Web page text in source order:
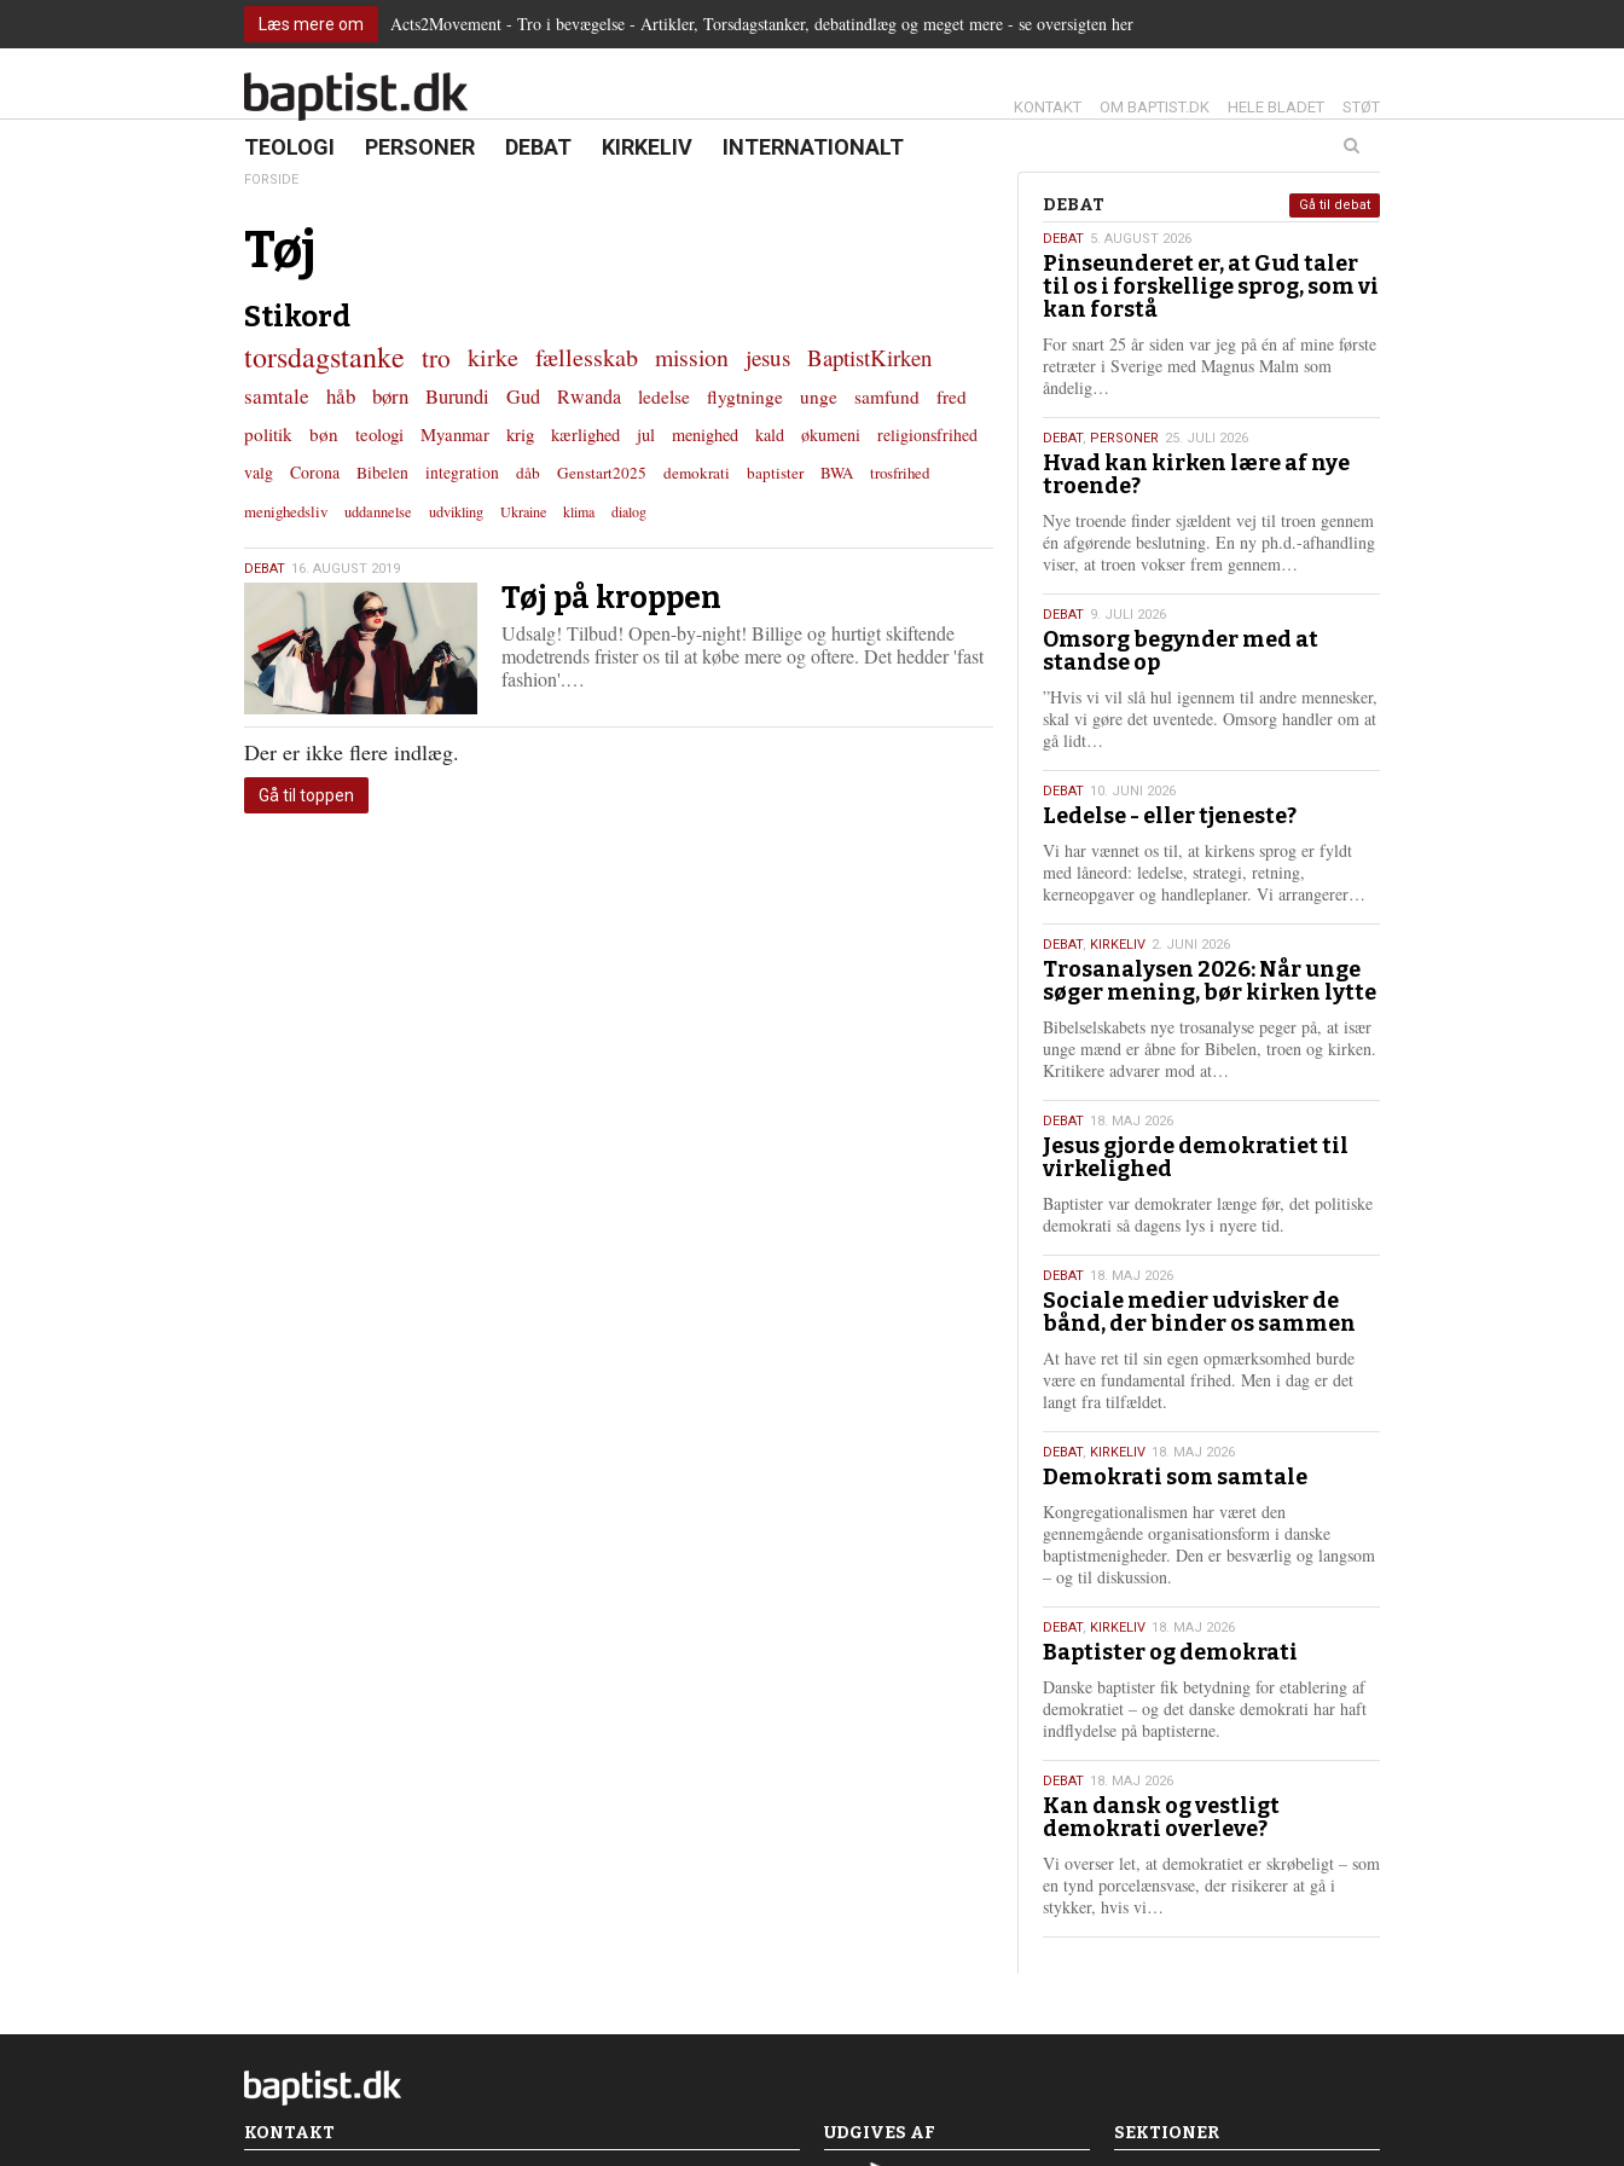
gå
for
6.0:
Internationalt
Læs mere om Acts2Movement - Tro i bevægelse - Artikler, Torsdagstanker, debatindlæg og meget mere - se oversigten her
13.0:
KONTAKT 14.0:
OM BAPTIST.DK 15.0:
HELE BLADET 16.0:
STØT
18.0:
TEOLOGI 19.0:
PERSONER 20.0:
DEBAT 21.0:
KIRKELIV 22.0:
INTERNATIONALT
FORSIDE
Tøj
Stikord
torsdagstanke tro kirke fællesskab mission jesus BaptistKirken
samtale håb børn Burundi Gud Rwanda ledelse flygtninge unge samfund
fred
politik
bøn teologi Myanmar krig kærlighed jul menighed kald økumeni
religionsfrihed
valg
Corona Bibelen integration dåb Genstart2025 demokrati baptister BWA
trosfrihed
menighedsliv
uddannelse udvikling Ukraine klima dialog
16.
august
DEBAT 16. AUGUST 2019
Tøj på kroppen
Udsalg! Tilbud! Open-by-night! Billige og hurtigt skiftende
modetrends frister os til at købe mere og oftere. Det hedder 'fast
fashion'.…
s
Der er ikke flere indlæg.
Gå til toppen
Debat
DEBAT
5.
august
2026
DEBAT 5. AUGUST 2026
Pinseunderet er, at Gud taler
til os i forskellige sprog, som vi
kan forstå
For snart 25 år siden var jeg på én af mine første
retræter i Sverige med Magnus Malm som
åndelig…
s
m
e
r
e
25.
juli
2026
DEBAT, PERSONER 25. JULI 2026
Hvad kan kirken lære af nye
troende?
Nye troende finder sjældent vej til troen gennem
én afgørende beslutning. En ny ph.d.-afhandling
viser, at troen vokser frem gennem…
e
e
9.
juli
2026
DEBAT 9. JULI 2026
Omsorg begynder med at
standse op
”Hvis vi vil slå hul igennem til andre mennesker,
skal vi gøre det uventede. Omsorg handler om at
gå lidt…
s
e
r
e
10.
juni
2026
DEBAT 10. JUNI 2026
Ledelse - eller tjeneste?
Vi har vænnet os til, at kirkens sprog er fyldt
med låneord: ledelse, strategi, retning,
kerneopgaver og handleplaner. Vi arrangerer…
r
e
2.
juni
2026
DEBAT, KIRKELIV 2. JUNI 2026
Trosanalysen 2026: Når unge
søger mening, bør kirken lytte
Bibelselskabets nye trosanalyse peger på, at især
unge mænd er åbne for Bibelen, troen og kirken.
Kritikere advarer mod at…
e
e
18.
maj
2026
DEBAT 18. MAJ 2026
Jesus gjorde demokratiet til
virkelighed
Baptister var demokrater længe før, det politiske
demokrati så dagens lys i nyere tid.
18.
maj
2026
DEBAT 18. MAJ 2026
Sociale medier udvisker de
bånd, der binder os sammen
At have ret til sin egen opmærksomhed burde
være en fundamental frihed. Men i dag er det
langt fra tilfældet.
18.
maj
2026
DEBAT, KIRKELIV 18. MAJ 2026
Demokrati som samtale
Kongregationalismen har været den
gennemgående organisationsform i danske
baptistmenigheder. Den er besværlig og langsom
– og til diskussion.
18.
maj
2026
DEBAT, KIRKELIV 18. MAJ 2026
Baptister og demokrati
Danske baptister fik betydning for etablering af
demokratiet – og det danske demokrati har haft
indflydelse på baptisterne.
18.
maj
2026
DEBAT 18. MAJ 2026
Kan dansk og vestligt
demokrati overleve?
Vi overser let, at demokratiet er skrøbeligt – som
en tynd porcelænsvase, der risikerer at gå i
stykker, hvis vi…
e
Gå til debat
KONTAKT UDGIVES AF SEKTIONER